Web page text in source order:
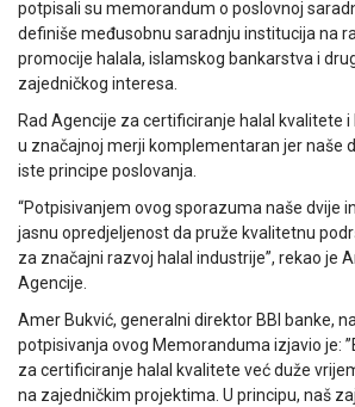
potpisali su memorandum o poslovnoj
definiše međusobnu saradnju institucija na
promocije halala, islamskog bankarstva i
zajedničkog interesa.
Rad Agencije za certificiranje halal kvalitete i
u značajnoj merji komplementaran jer naše
iste principe poslovanja.
“Potpisivanjem ovog sporazuma naše dvije
jasnu opredjeljenost da pruže kvalitetnu
za značajni razvoj halal industrije”, rekao je
Agencije.
Amer Bukvić, generalni direktor BBI banke,
potpisivanja ovog Memoranduma izjavio je:
za certificiranje halal kvalitete već duže
na zajedničkim projektima. U principu, naš